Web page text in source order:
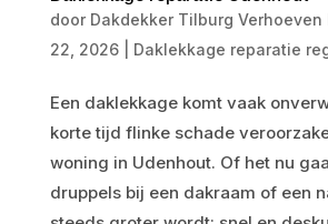
door Dakdekker Tilburg Verhoeven
22, 2026| Daklekkage reparatie
Een daklekkage komt vaak
korte tijd flinke schade
woning in Udenhout. Of het nu
druppels bij een dakraam of een